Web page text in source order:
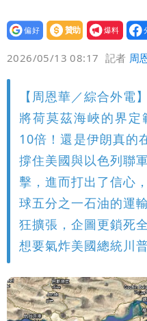
設為
贊助
我要
爆料
2026/05/13 08:17 記者 周
【周恩華／綜合外電
將荷莫茲海峽的界
10倍！還是伊朗真的
撐住美國與以色列聯
擊，進而打出了信心
球五分之一石油的運
狂擴張，企圖更鎖死
想要氣炸美國總統川